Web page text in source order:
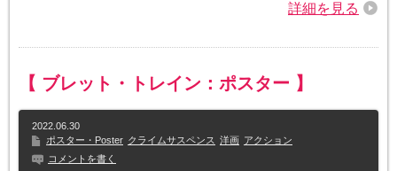
詳細を見る
【 ブレット・トレイン：ポスター 】
2022.06.30
ポスター・Poster クライムサスペンス 洋画 アクション
コメントを書く